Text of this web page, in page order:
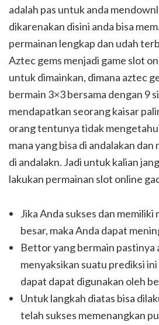
adalah pas untuk anda
dikarenakan disini anda bisa
permainan lengkap dan udah
Aztec gems menjadi game slot
untuk dimainkan, dimana aztec
bermain 3×3 bersama dengan 9
mendapatkan seorang kaisar
orang tentunya tidak
mana yang bisa di andalakan dan
di andalakn. Jadi untuk kalian
lakukan permainan slot online
Jika Anda sukses dan memiliki
besar, maka Anda dapat
Bettor yang bermain pastinya
menyaksikan suatu prediksi
dapat dapat digunakan oleh
Untuk langkah diatas bisa
telah sukses memenangkan